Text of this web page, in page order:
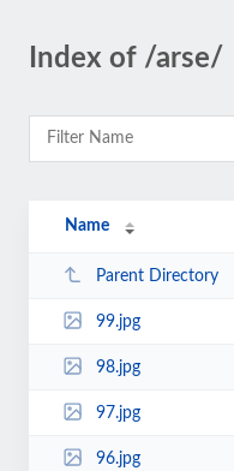
Index of /arse/
Name
Parent Directory
99.jpg
98.jpg
97.jpg
96.jpg